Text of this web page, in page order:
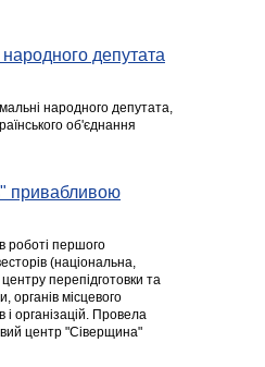
депутата
народного депутата,
об'єднання
привабливою
роботі першого
(національна,
перепідготовки та
органів місцевого
організацій. Провела
центр "Сіверщина"